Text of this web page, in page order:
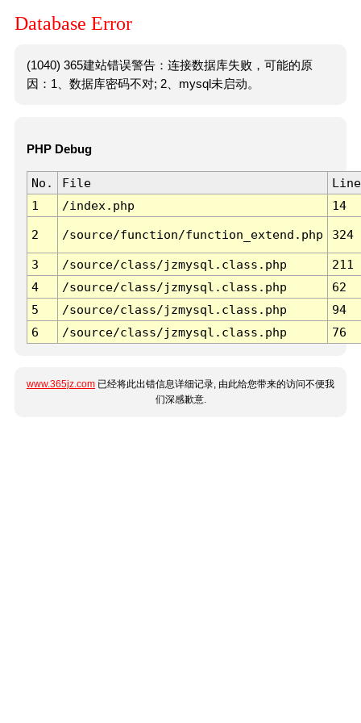
Database Error
(1040) 365建站错误警告：连接数据库失败，可能的原
因：1、数据库密码不对; 2、mysql未启动。
PHP Debug
No. File
Line
1
/index.php 14
2 /source/function/function_extend.php 324
3 /source/class/jzmysql.class.php
211
4
/source/class/jzmysql.class.php
62
5
/source/class/jzmysql.class.php
94
6
/source/class/jzmysql.class.php 76
www.365jz.com 已经将此出错信息详细记录, 由此给您带来的访问不便我
们深感歉意.